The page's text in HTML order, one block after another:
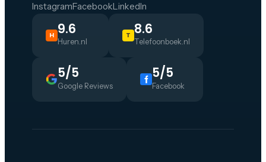
InstagramFacebookLinkedIn
H 9.6
Huren.nl
T 8.6
Telefoonboek.nl
5/5
Google Reviews
5/5
Facebook